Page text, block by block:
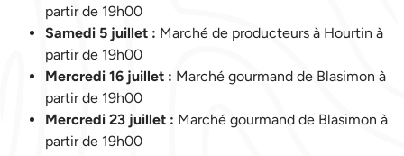
partir de 19h00
Samedi 5 juillet : Marché de producteurs à Hourtin à
partir de 19h00
Mercredi 16 juillet : Marché gourmand de Blasimon à
partir de 19h00
Mercredi 23 juillet : Marché gourmand de Blasimon à
partir de 19h00